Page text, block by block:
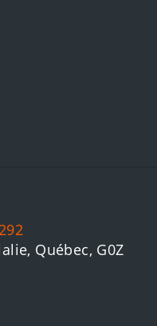
Québec, G0Z